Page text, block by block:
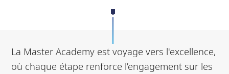
La Master Academy est voyage vers l'excellence,
où chaque étape renforce l’engagement sur les